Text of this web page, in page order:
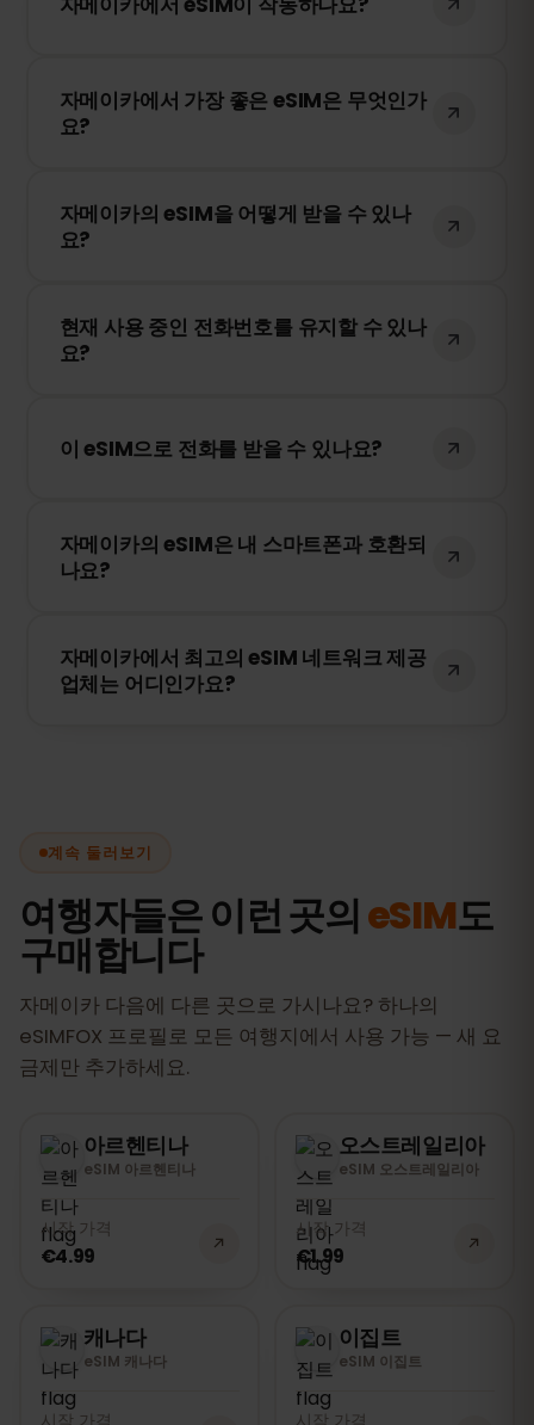
카에서도 정상적으로 작동합니다. 저희는 최
고의 현지 네트워크 제공업체와 협력하여 안
자메이카에서 가장 좋은 eSIM은 무엇인가
요?
일 네트워크만을 사용합니다. 따라서 최고의
eSIM 서비스라고 할 수 있습니다.
자메이카의 eSIM을 어떻게 받을 수 있나
요?
선택하고 안내에 따라 eSIM을 설치하세요.
현재 사용 중인 전화번호를 유지할 수 있나
요?
하지만 로밍 요금이 부과될 수 있으므로
이 eSIM으로 전화를 받을 수 있나요?
만 WhatsApp, FaceTime 또는 Skype와 같
은 앱을 사용하여 전화를 걸 수 있습니다.
자메이카의 eSIM은 내 스마트폰과 호환되
나요?
하세요. 또한, 기기가 특정 통신사에 잠겨 있
지 않은지도 확인해야 합니다.
자메이카에서 최고의 eSIM 네트워크 제공
업체는 어디인가요?
계속 둘러보기
여행자들은 이런 곳의eSIM도
구매합니다
자메이카 다음에 다른 곳으로 가시나요? 하나의
eSIMFOX 프로필로 모든 여행지에서 사용 가능 — 새 요
금제만 추가하세요.
아르헨티나
eSIM 아르헨티나
시작 가격
€4.99
오스트레일리아
eSIM 오스트레일리아
시작 가격
€1.99
캐나다
eSIM 캐나다
시작 가격
이집트
eSIM 이집트
시작 가격